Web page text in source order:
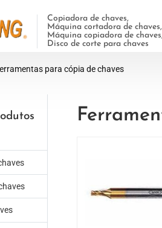
Copiadora de chaves,
Máquina cortadora de chaves,
Máquina copiadora de chaves,
Disco de corte para chaves
para cópia de chaves